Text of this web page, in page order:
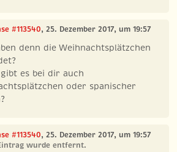
#113540, 25. Dezember 2017, um 19:57
denn die Weihnachtsplätzchen
es bei dir auch
oder spanischer
#113540, 25. Dezember 2017, um 19:57
wurde entfernt.